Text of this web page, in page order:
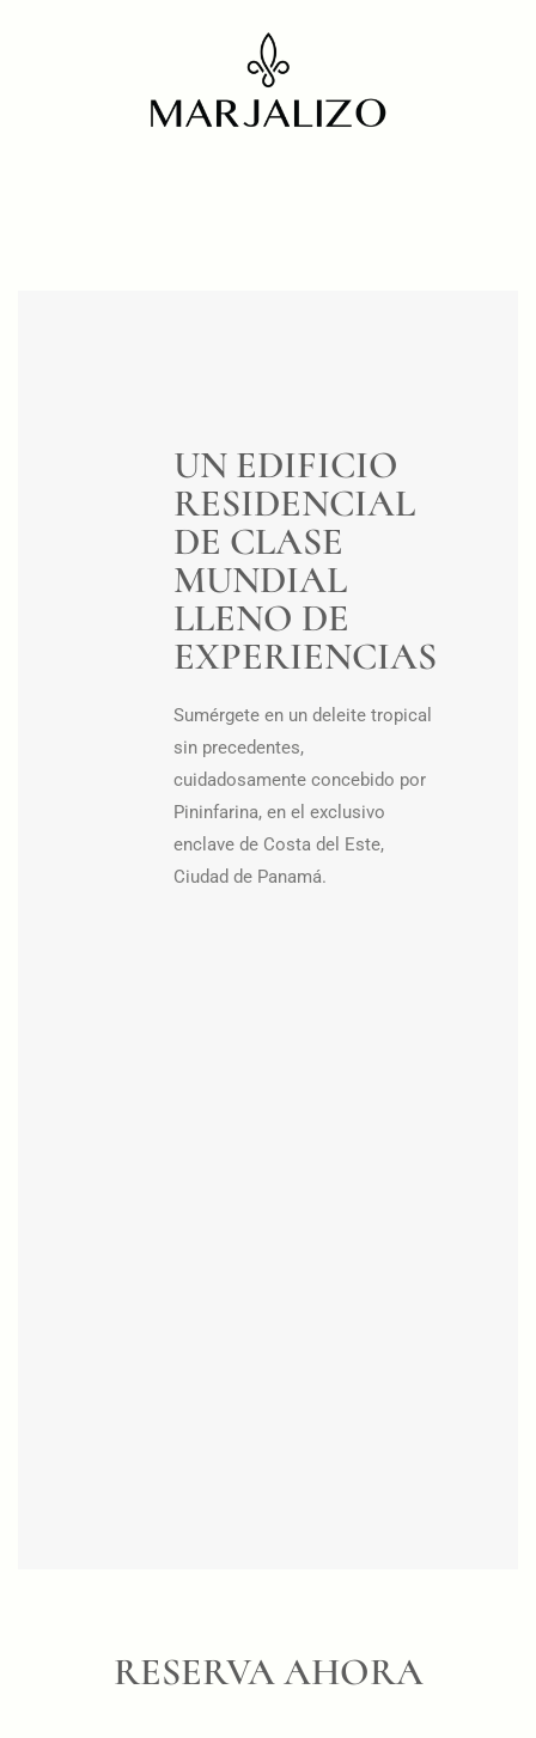
UN EDIFICIO
RESIDENCIAL
DE CLASE
MUNDIAL
LLENO DE
EXPERIENCIAS
Sumérgete en un deleite tropical
sin precedentes,
cuidadosamente concebido por
Pininfarina, en el exclusivo
enclave de Costa del Este,
Ciudad de Panamá.
RESERVA AHORA